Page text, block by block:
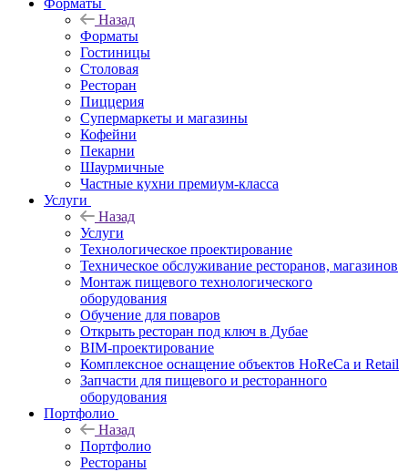
Форматы
Назад
Форматы
Гостиницы
Столовая
Ресторан
Пиццерия
Супермаркеты и магазины
Кофейни
Пекарни
Шаурмичные
Частные кухни премиум-класса
Услуги
Назад
Услуги
Технологическое проектирование
Техническое обслуживание ресторанов, магазинов
Монтаж пищевого технологического
оборудования
Обучение для поваров
Открыть ресторан под ключ в Дубае
BIM-проектирование
Комплексное оснащение объектов HoReCa и Retail
Запчасти для пищевого и ресторанного
оборудования
Портфолио
Назад
Портфолио
Рестораны